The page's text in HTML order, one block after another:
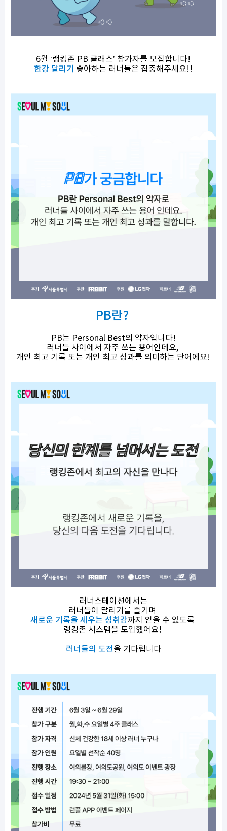
6월 ‘랭킹존 PB 클래스’ 참가자를 모집합니다!
한강 달리기
좋아하는 러너들은 집중해주세요!!
PB란?
PB는 Personal Best의 약자입니다!
러너들 사이에서 자주 쓰는 용어인데요,
개인 최고 기록 또는 개인 최고 성과를 의미하는 단어에요!
러너스테이션에서는
러너들이 달리기를 즐기며
새로운 기록을 세우는 성취감까지 얻을 수 있도록
랭킹존 시스템을 도입했어요!
러너들의 도전을 기다립니다